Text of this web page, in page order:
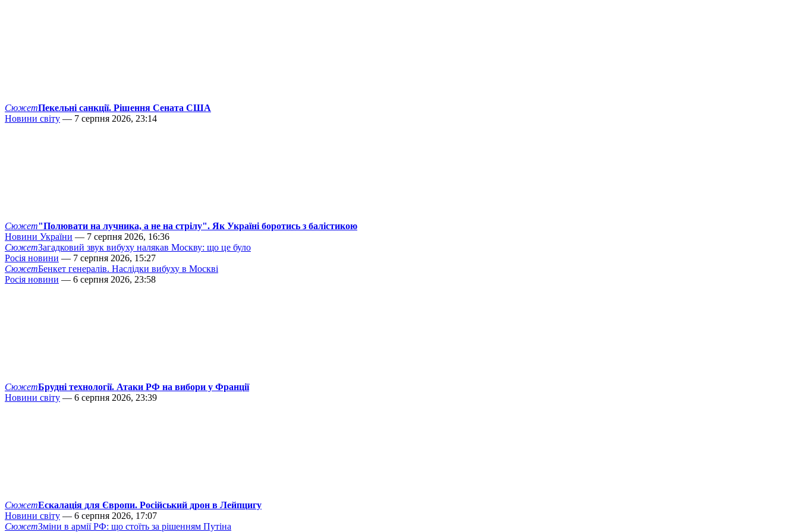
СюжетПекельні санкції. Рішення Сената США
Новини світу — 7 серпня 2026, 23:14
Сюжет"Полювати на лучника, а не на стрілу". Як Україні боротись з балістикою
Новини України — 7 серпня 2026, 16:36
СюжетЗагадковий звук вибуху налякав Москву: що це було
Росія новини — 7 серпня 2026, 15:27
СюжетБенкет генералів. Наслідки вибуху в Москві
Росія новини — 6 серпня 2026, 23:58
СюжетБрудні технології. Атаки РФ на вибори у Франції
Новини світу — 6 серпня 2026, 23:39
СюжетЕскалація для Європи. Російський дрон в Лейпцигу
Новини світу — 6 серпня 2026, 17:07
СюжетЗміни в армії РФ: що стоїть за рішенням Путіна